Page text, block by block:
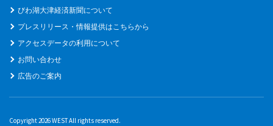
びわ湖大津経済新聞について
プレスリリース・情報提供はこちらから
アクセスデータの利用について
お問い合わせ
広告のご案内
Copyright 2026 WEST All rights reserved.